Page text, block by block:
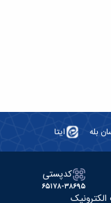
بله ایتا
کدپستی
۶۵۱۷۸-۳۸۶۹۵